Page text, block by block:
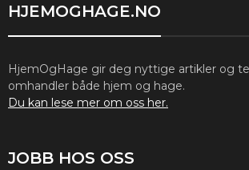
HJEMOGHAGE.NO
HjemOgHage gir deg nyttige artikler og
omhandler både hjem og hage.
Du kan lese mer om oss her.
JOBB HOS OSS